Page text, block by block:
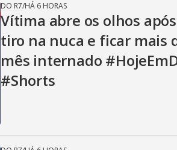
DO R7/HÁ 6 HORAS
Vítima abre os olhos
tiro na nuca e ficar mais
mês internado
#Shorts